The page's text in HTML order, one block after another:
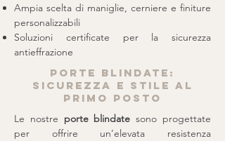
Ampia scelta di maniglie, cerniere e finiture
personalizzabili
Soluzioni certificate per la sicurezza
antieffrazione
Porte blindate:
sicurezza e stile al
primo posto
Le nostre porte blindate sono progettate
per offrire un’elevata resistenza